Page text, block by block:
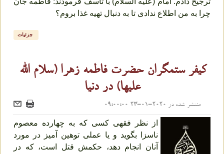
چرا به‌ من‌ اطلاع‌ ندادی‌ تا به‌ دنبال‌ تهیه‌ غذا بروم‌؟
جزئیات
کیفر ستمگران حضرت فاطمه زهرا (سلام الله
علیها) در دنیا
منتشر شده در 2020-01-23 09:00:00
از نظر فقهى کسى که به چهارده معصوم
ناسزا بگوید و یا عملى توهین‏ آمیز در مورد
آنان انجام دهد، حکمش قتل است، که در